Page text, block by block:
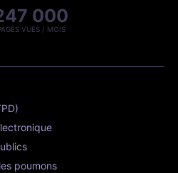
000
VUES / MOIS
poumons